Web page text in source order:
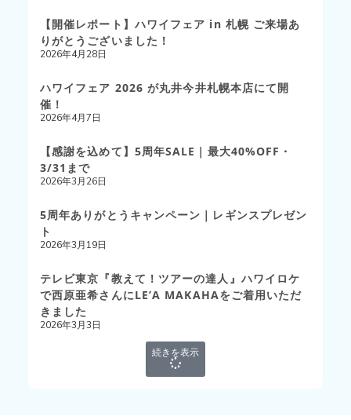
【開催レポート】ハワイフェア in 札幌 ご来場あ
りがとうございました！
2026年4月28日
ハワイフェア 2026 が丸井今井札幌本店にて開
催！
2026年4月7日
【感謝を込めて】5周年SALE｜最大40%OFF・
3/31まで
2026年3月26日
5周年ありがとうキャンペーン｜レギンスプレゼン
ト
2026年3月19日
テレビ東京『教えて！ツアーの達人』ハワイロケ
で西原亜希さんにLE’A MAKAHAをご着用いただ
きました
2026年3月3日
続きを表示